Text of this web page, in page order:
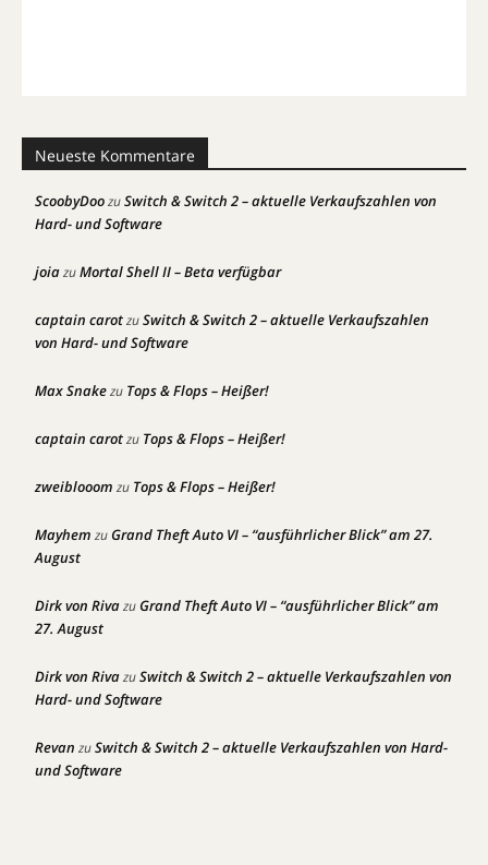
Neueste Kommentare
ScoobyDoozuSwitch & Switch 2 – aktuelle Verkaufszahlen von
Hard- und Software
joiazuMortal Shell II – Beta verfügbar
captain carotzuSwitch & Switch 2 – aktuelle Verkaufszahlen
von Hard- und Software
Max Snakezu Tops & Flops – Heißer!
captain carotzu Tops & Flops – Heißer!
zweiblooom zu Tops & Flops – Heißer!
Mayhem zuGrand Theft Auto VI – “ausführlicher Blick” am 27.
August
Dirk von RivazuGrand Theft Auto VI – “ausführlicher Blick” am
27. August
Dirk von RivazuSwitch & Switch 2 – aktuelle Verkaufszahlen von
Hard- und Software
Revan zuSwitch & Switch 2 – aktuelle Verkaufszahlen von Hard-
und Software